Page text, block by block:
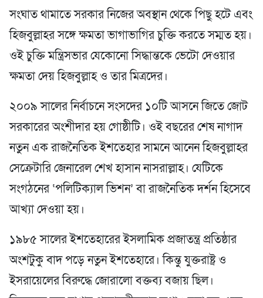
সংঘাত থামাতে সরকার নিজের অবস্থান থেকে পিছু হটে এবং
হিজবুল্লাহর সঙ্গে ক্ষমতা ভাগাভাগির চুক্তি করতে সম্মত হয়।
ওই চুক্তি মন্ত্রিসভার যেকোনো সিদ্ধান্তকে ভেটো দেওয়ার
ক্ষমতা দেয় হিজবুল্লাহ ও তার মিত্রদের।
২০০৯ সালের নির্বাচনে সংসদের ১০টি আসনে জিতে জোট
সরকারের অংশীদার হয় গোষ্ঠীটি। ওই বছরের শেষ নাগাদ
নতুন এক রাজনৈতিক ইশতেহার সামনে আনেন হিজবুল্লাহর
সেক্রেটারি জেনারেল শেখ হাসান নাসরাল্লাহ। যেটিকে
সংগঠনের ‘পলিটিক্যাল ভিশন’ বা রাজনৈতিক দর্শন হিসেবে
আখ্যা দেওয়া হয়।
১৯৮৫ সালের ইশতেহারের ইসলামিক প্রজাতন্ত্র প্রতিষ্ঠার
অংশটুকু বাদ পড়ে নতুন ইশতেহারে। কিন্তু যুক্তরাষ্ট্র ও
ইসরায়েলের বিরুদ্ধে জোরালো বক্তব্য বজায় ছিল।